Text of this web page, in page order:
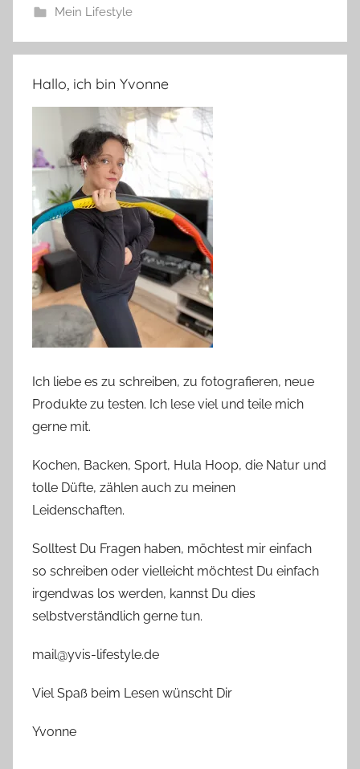
Mein Lifestyle
Hallo, ich bin Yvonne
Ich liebe es zu schreiben, zu fotografieren, neue
Produkte zu testen. Ich lese viel und teile mich
gerne mit.
Kochen, Backen, Sport, Hula Hoop, die Natur und
tolle Düfte, zählen auch zu meinen
Leidenschaften.
Solltest Du Fragen haben, möchtest mir einfach
so schreiben oder vielleicht möchtest Du einfach
irgendwas los werden, kannst Du dies
selbstverständlich gerne tun.
mail@yvis-lifestyle.de
Viel Spaß beim Lesen wünscht Dir
Yvonne